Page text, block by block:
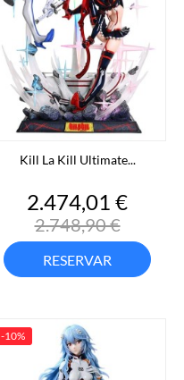
Kill La Kill Ultimate...
Precio
2.474,01 €
2.748,90 €
RESERVAR
-10%